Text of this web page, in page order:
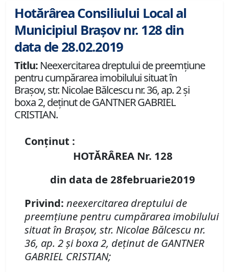
Hotărârea Consiliului Local al
Municipiul Brașov nr. 128 din
data de 28.02.2019
Titlu: Neexercitarea dreptului de preemţiune
pentru cumpărarea imobilului situat în
Braşov, str. Nicolae Bălcescu nr. 36, ap. 2 şi
boxa 2, deţinut de GANTNER GABRIEL
CRISTIAN.
Conținut :
HOTĂRÂREA Nr. 128
din data de 28februarie2019
Privind: neexercitarea dreptului de
preemţiune pentru cumpărarea imobilului
situat în Braşov, str. Nicolae Bălcescu nr.
36, ap. 2 şi boxa 2, deţinut de GANTNER
GABRIEL CRISTIAN;